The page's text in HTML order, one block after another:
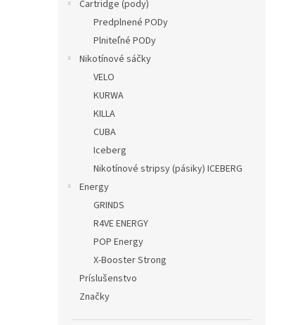
Cartridge (pody)
Predplnené PODy
Plniteľné PODy
Nikotínové sáčky
VELO
KURWA
KILLA
CUBA
Iceberg
Nikotínové stripsy (pásiky) ICEBERG
Energy
GRINDS
R4VE ENERGY
POP Energy
X-Booster Strong
Príslušenstvo
Značky